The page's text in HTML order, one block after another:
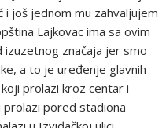
još jednom mu zahvaljujem
Lajkovac ima sa ovim
značaja jer smo
a to je uređenje glavnih
prolazi kroz centar i
prolazi pored stadiona